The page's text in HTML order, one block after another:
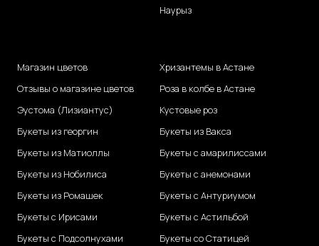
Наурыз
Магазин цветов
Отзывы о магазине цветов
Эустома (Лизиантус)
Букеты из георгин
Букеты из Матиоллы
Букеты из Нобилиса
Букеты из Ромашек
Букеты с Ирисами
Букеты с Подсолнухами
Хризантемы в Астане
Роза в колбе в Астане
Кустовые роз
Букеты из Вакса
Букеты с амарилиссами
Букеты с анемонами
Букеты с Антуриумом
Букеты с Астильбой
Букеты со Статицей